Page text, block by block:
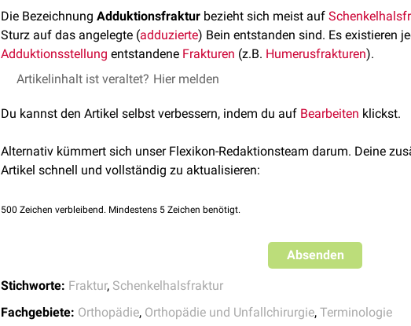
Die Bezeichnung Adduktionsfraktur bezieht sich meist auf
Sturz auf das angelegte (adduzierte) Bein entstanden sind. Es existieren
Adduktionsstellung entstandene Frakturen (z.B. Humerusfrakturen).
Artikelinhalt ist veraltet? Hier melden
Du kannst den Artikel selbst verbessern, indem du auf Bearbeiten klickst.
Alternativ kümmert sich unser Flexikon-Redaktionsteam darum. Deine
Artikel schnell und vollständig zu aktualisieren:
500 Zeichen verbleibend. Mindestens 5 Zeichen benötigt.
Absenden
Stichworte: Fraktur, Schenkelhalsfraktur
Fachgebiete: Orthopädie, Orthopädie und Unfallchirurgie, Terminologie